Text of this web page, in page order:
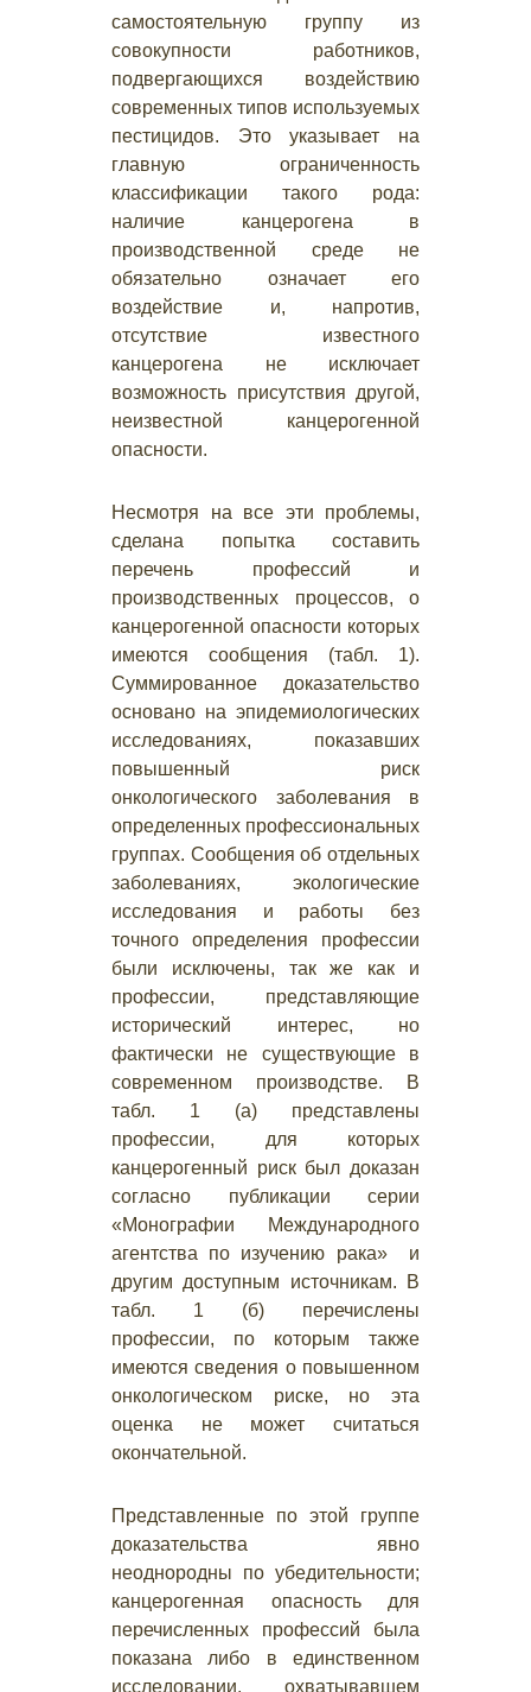
самостоятельную группу из
совокупности работников,
подвергающихся воздействию
современных типов используемых
пестицидов. Это указывает на
главную ограниченность
классификации такого рода:
наличие канцерогена в
производственной среде не
обязательно означает его
воздействие и, напротив,
отсутствие известного
канцерогена не исключает
возможность присутствия другой,
неизвестной канцерогенной
опасности.
Несмотря на все эти проблемы,
сделана попытка составить
перечень профессий и
производственных процессов, о
канцерогенной опасности которых
имеются сообщения (табл. 1).
Суммированное доказательство
основано на эпидемиологических
исследованиях, показавших
повышенный риск
онкологического заболевания в
определенных профессиональных
группах. Сообщения об отдельных
заболеваниях, экологические
исследования и работы без
точного определения профессии
были исключены, так же как и
профессии, представляющие
исторический интерес, но
фактически не существующие в
современном производстве. В
табл. 1 (а) представлены
профессии, для которых
канцерогенный риск был доказан
согласно публикации серии
«Монографии Международного
агентства по изучению рака» и
другим доступным источникам. В
табл. 1 (б) перечислены
профессии, по которым также
имеются сведения о повышенном
онкологическом риске, но эта
оценка не может считаться
окончательной.
Представленные по этой группе
доказательства явно
неоднородны по убедительности;
канцерогенная опасность для
перечисленных профессий была
показана либо в единственном
исследовании, охватывавшем